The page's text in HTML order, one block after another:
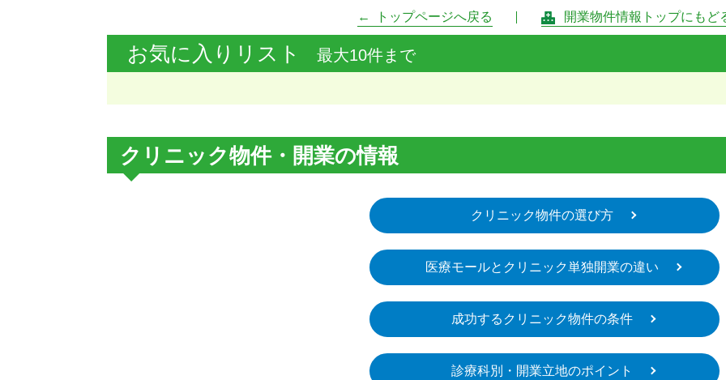
トップページへ戻る 開業物件情報トップにもど
お気に入りリスト 最大10件まで
クリニック物件・開業の情報
クリニック物件の選び方
医療モールとクリニック単独開業の違い
成功するクリニック物件の条件
診療科別・開業立地のポイント